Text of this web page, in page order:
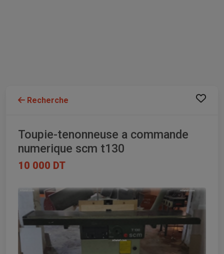
Recherche
Toupie-tenonneuse a commande
numerique scm t130
10 000 DT